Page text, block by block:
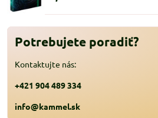
Potrebujete poradiť?
Kontaktujte nás:
+421 904 489 334
info@kammel.sk